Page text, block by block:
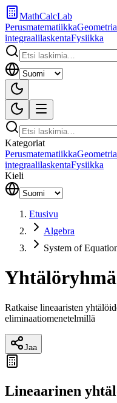
MathCalcLab
PerusmatematiikkaGeometria
integraalilaskentaFysiikka
Kategoriat
PerusmatematiikkaGeometria
integraalilaskentaFysiikka
Kieli
Etusivu
Algebra
System of
Yhtälöryhmä
Ratkaise lineaaristen
eliminaatiomenetelmillä
Jaa
Lineaarinen